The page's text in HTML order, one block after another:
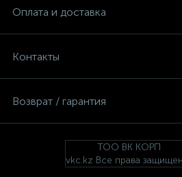
Оплата и доставка
Контакты
Возврат / гарантия
ТОО ВК КОРП
vkc.kz Все права